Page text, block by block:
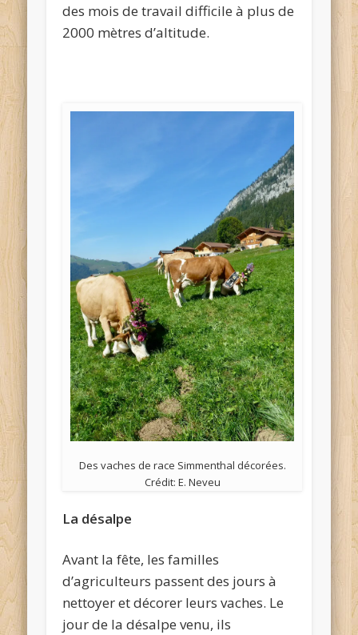
des mois de travail difficile à plus de
2000 mètres d’altitude.
Des vaches de race Simmenthal décorées.
Crédit: E. Neveu
La désalpe
Avant la fête, les familles
d’agriculteurs passent des jours à
nettoyer et décorer leurs vaches. Le
jour de la désalpe venu, ils